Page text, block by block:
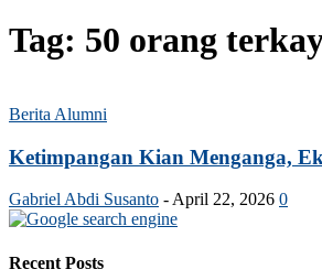
Tag: 50 orang
Berita Alumni
Ketimpangan Kian Menganga,
Gabriel Abdi Susanto - April 22, 2026 0
Recent Posts